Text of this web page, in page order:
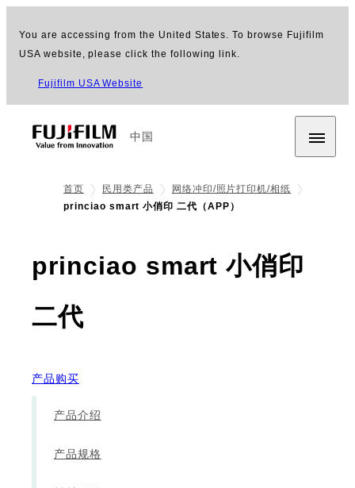
You are accessing from the United States. To browse Fujifilm
USA website, please click the following link.
Fujifilm USA Website
中国
首页 民用类产品
网络冲印/照片打印机/相纸
princiao smart 小俏印 二代（APP）
princiao smart 小俏印
二代- APP
产品购买
产品介绍
产品规格